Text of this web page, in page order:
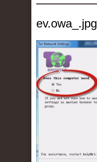
ev.owa_.jpg